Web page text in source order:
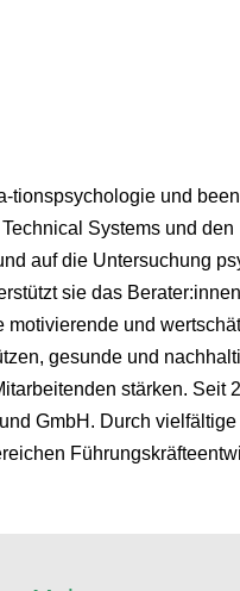
tionspsychologie und
Systems und den
auf die Untersuchung
sie das
und
gesunde und
stärken. Seit
GmbH. Durch vielfältige